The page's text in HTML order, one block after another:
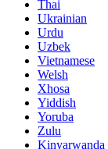
Thai
Ukrainian
Urdu
Uzbek
Vietnamese
Welsh
Xhosa
Yiddish
Yoruba
Zulu
Kinyarwanda